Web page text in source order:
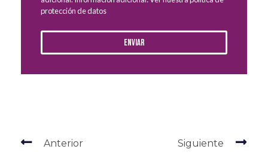
protección de datos
Enviar
Anterior Siguiente